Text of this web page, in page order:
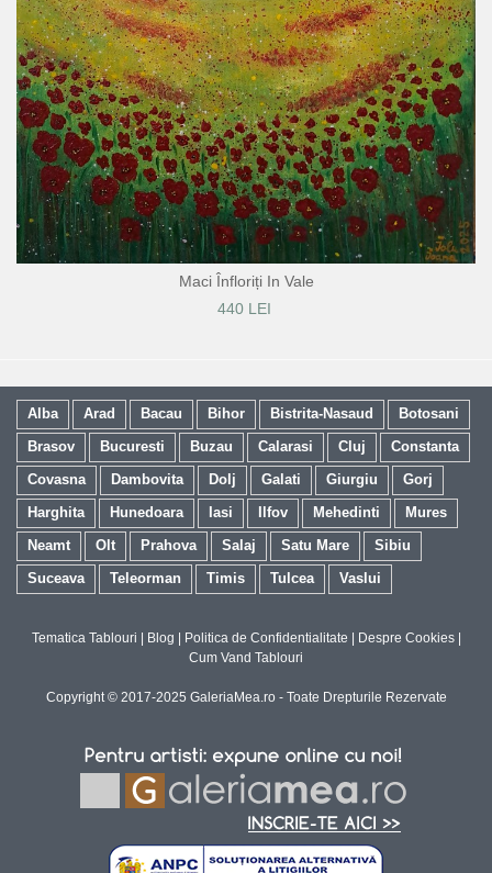
Maci Înfloriți In Vale
440 LEI
Alba Arad Bacau Bihor Bistrita-Nasaud
Botosani
Brasov
Bucuresti Buzau Calarasi Cluj
Constanta
Covasna
Dambovita Dolj Galati Giurgiu
Gorj
Harghita
Hunedoara Iasi Ilfov Mehedinti
Mures
Neamt
Olt Prahova Salaj Satu Mare
Sibiu
Suceava
Teleorman Timis Tulcea Vaslui
Tematica Tablouri | Blog | Politica de Confidentialitate | Despre Cookies|
Cum Vand Tablouri
Copyright © 2017-2025 GaleriaMea.ro - Toate Drepturile Rezervate